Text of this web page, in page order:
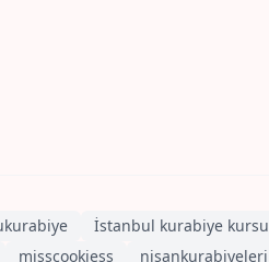
İstanbul kurabiye kursu
misscookiess nişankurabiyeleri